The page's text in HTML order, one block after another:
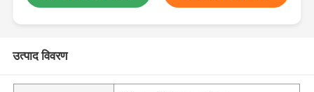
उत्पाद विवरण